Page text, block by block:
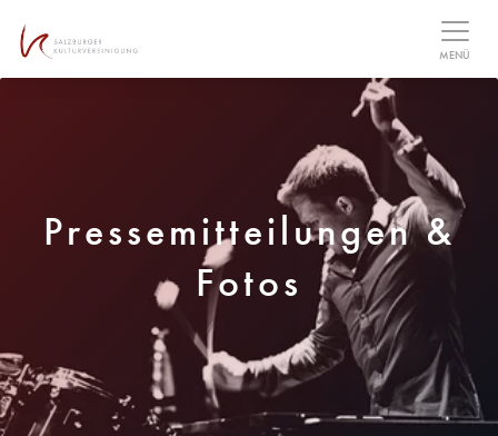
MENÜ
Pressemitteilungen &
Fotos